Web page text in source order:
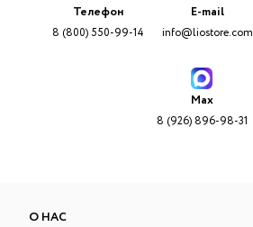
Телефон
8 (800) 550-99-14
E-mail
info@liostore.com
Max
8 (926) 896-98-31
О НАС